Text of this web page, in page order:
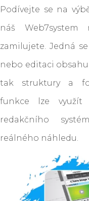
Fary
Golf
Podívejte se na
náš
zamilujete. Jedná
nebo editaci
tak struktury a
funkce lze využít
redakčního
reálného náhledu.